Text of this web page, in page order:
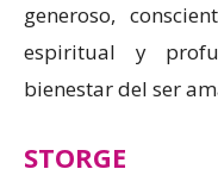
generoso,
espiritual y
bienestar del ser
STORGE